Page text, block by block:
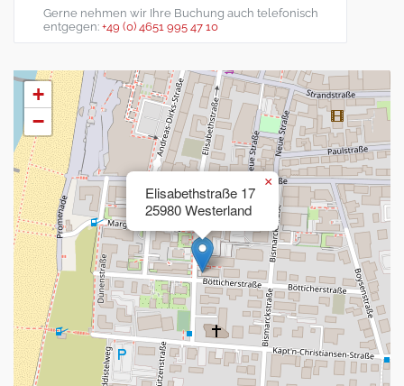
Gerne nehmen wir Ihre Buchung auch telefonisch
entgegen: +49 (0) 4651 995 47 10
Elisabethstraße 17
25980 Westerland
×
+
−